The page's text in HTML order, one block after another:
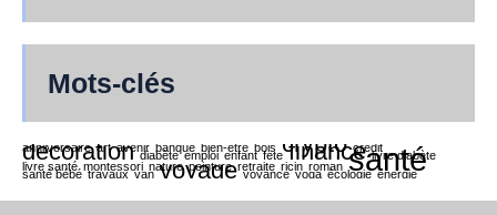
Mots-clés
anniiversaire art avenir banque bien-être bois crypto crédit
decoration diabète emploi enfant fete finance livre diabète
livre santé montessori nature peinture retraite ricin roman santé
santé bébé travaux van voyage voyance yoga écologie énergie